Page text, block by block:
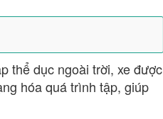
thể dục ngoài trời, xe được
hóa quá trình tập, giúp